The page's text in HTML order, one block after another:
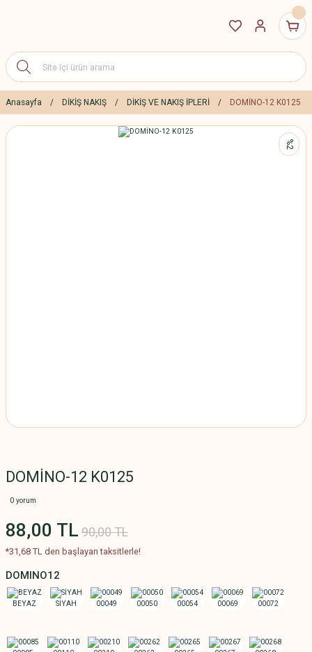
Anasayfa DİKİŞ NAKIŞ DİKİŞ VE NAKIŞ İPLERİ DOMİNO-12 K0125
%2
DOMİNO-12 K0125
0 yorum
88,00 TL 90,00 TL
*31,68 TL den başlayan taksitlerle!
DOMINO12